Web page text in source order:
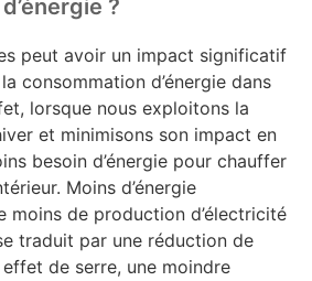
?
peut avoir un impact significatif
consommation d’énergie dans
lorsque nous exploitons la
et minimisons son impact en
besoin d’énergie pour chauffer
Moins d’énergie
moins de production d’électricité
traduit par une réduction de
effet de serre, une moindre